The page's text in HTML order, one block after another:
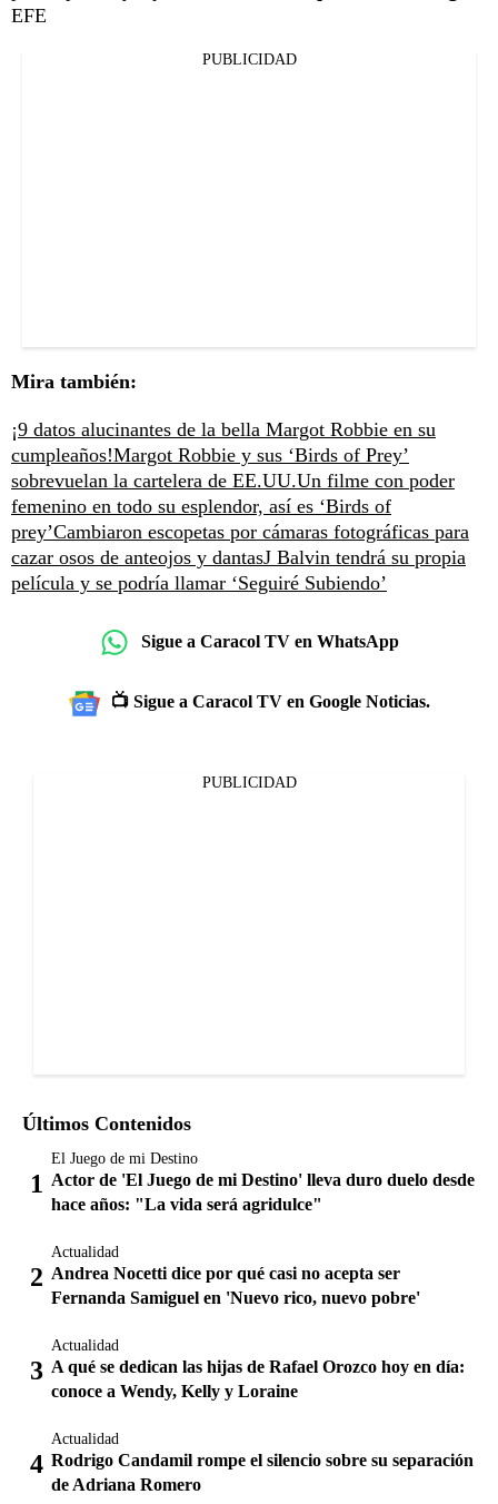
EFE
PUBLICIDAD
Mira también:
¡9 datos alucinantes de la bella Margot Robbie en su
cumpleaños!Margot Robbie y sus ‘Birds of Prey’
sobrevuelan la cartelera de EE.UU.Un filme con poder
femenino en todo su esplendor, así es ‘Birds of
prey’Cambiaron escopetas por cámaras fotográficas para
cazar osos de anteojos y dantasJ Balvin tendrá su propia
película y se podría llamar ‘Seguiré Subiendo’
Sigue a Caracol TV en WhatsApp
📺 Sigue a Caracol TV en Google Noticias.
PUBLICIDAD
Últimos Contenidos
El Juego de mi Destino
Actor de 'El Juego de mi Destino' lleva duro duelo desde
hace años: "La vida será agridulce"
Actualidad
Andrea Nocetti dice por qué casi no acepta ser
Fernanda Samiguel en 'Nuevo rico, nuevo pobre'
Actualidad
A qué se dedican las hijas de Rafael Orozco hoy en día:
conoce a Wendy, Kelly y Loraine
Actualidad
Rodrigo Candamil rompe el silencio sobre su separación
de Adriana Romero